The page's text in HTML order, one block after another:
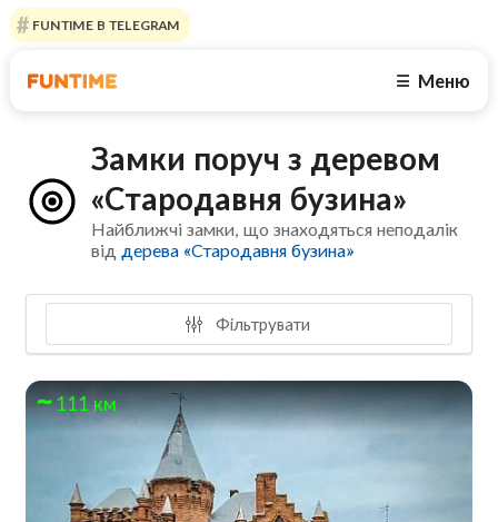
FUNTIME В TELEGRAM
☰ Меню
Замки поруч з деревом
«Стародавня бузина»
Найближчі замки, що знаходяться неподалік
від дерева «Стародавня бузина»
Фільтрувати
111 км